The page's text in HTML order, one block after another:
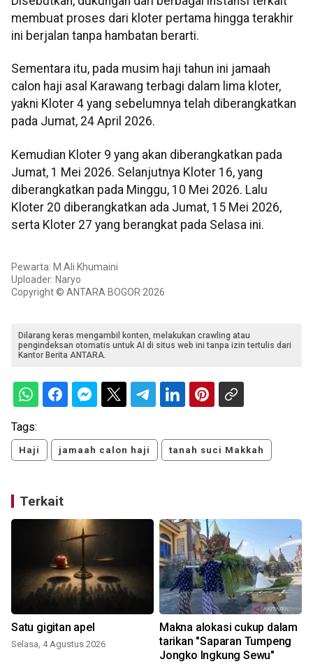
membuat proses dari kloter pertama hingga terakhir
ini berjalan tanpa hambatan berarti.
Sementara itu, pada musim haji tahun ini jamaah
calon haji asal Karawang terbagi dalam lima kloter,
yakni Kloter 4 yang sebelumnya telah diberangkatkan
pada Jumat, 24 April 2026.
Kemudian Kloter 9 yang akan diberangkatkan pada
Jumat, 1 Mei 2026. Selanjutnya Kloter 16, yang
diberangkatkan pada Minggu, 10 Mei 2026. Lalu
Kloter 20 diberangkatkan ada Jumat, 15 Mei 2026,
serta Kloter 27 yang berangkat pada Selasa ini.
Pewarta: M.Ali Khumaini
Uploader: Naryo
Copyright © ANTARA BOGOR 2026
Dilarang keras mengambil konten, melakukan crawling atau
pengindeksan otomatis untuk AI di situs web ini tanpa izin tertulis dari
Kantor Berita ANTARA.
Tags:
Haji jamaah calon haji tanah suci Makkah
Terkait
Satu gigitan apel
Selasa, 4 Agustus 2026
Makna alokasi cukup dalam
tarikan "Saparan Tumpeng
Jongko Ingkung Sewu"